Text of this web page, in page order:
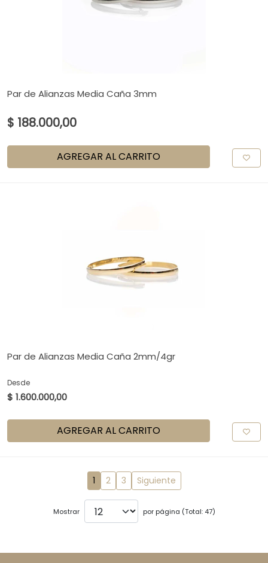
Par de Alianzas Media Caña 3mm
$ 188.000,00
AGREGAR AL CARRITO
Par de Alianzas Media Caña 2mm/4gr
Desde
$ 1.600.000,00
AGREGAR AL CARRITO
1 2 3 Siguiente
Mostrar por página (Total: 47)